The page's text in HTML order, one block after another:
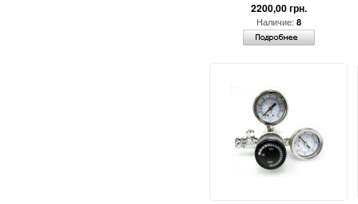
2200,00 грн.
Наличие: 8